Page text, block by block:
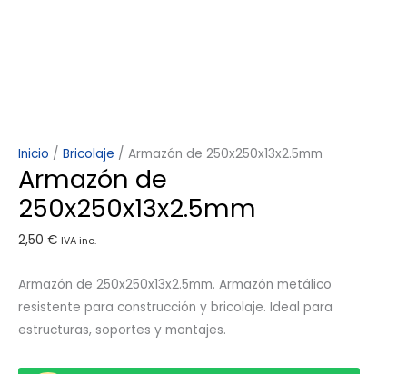
Inicio / Bricolaje / Armazón de 250x250x13x2.5mm
Armazón de
250x250x13x2.5mm
2,50 € IVA inc.
Armazón de 250x250x13x2.5mm. Armazón metálico
resistente para construcción y bricolaje. Ideal para
estructuras, soportes y montajes.